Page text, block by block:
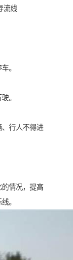
流线
。
。
行人不得进
情况，提高
。